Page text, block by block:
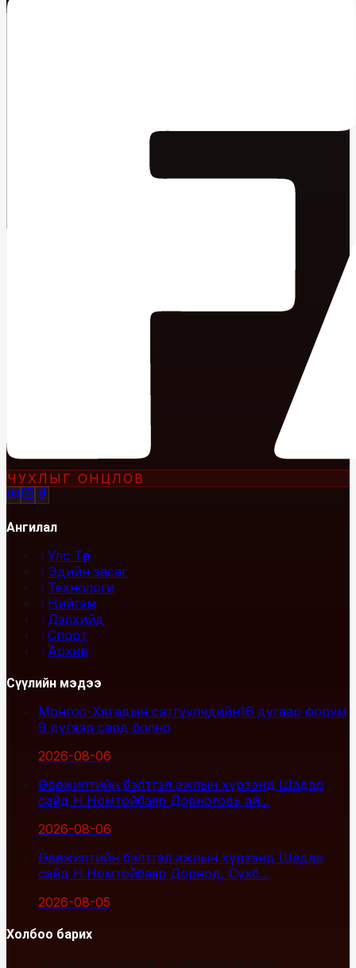
ЧУХЛЫГ ОНЦЛОВ
Ангилал
Улс Төр
Эдийн засаг
Технологи
Нийгэм
Дэлхийд
Спорт
Архив
Сүүлийн мэдээ
Монгол-Хятадын сэтгүүлчдийн16 дугаар форум
9 дүгээр сард болно
2026-08-06
Өвөлжилтийн бэлтгэл ажлын хүрээнд Шадар
сайд Н.Номтойбаяр Дорноговь ай...
2026-08-06
Өвөлжилтийн бэлтгэл ажлын хүрээнд Шадар
сайд Н.Номтойбаяр Дорнод, Сүхб...
2026-08-05
Холбоо барих